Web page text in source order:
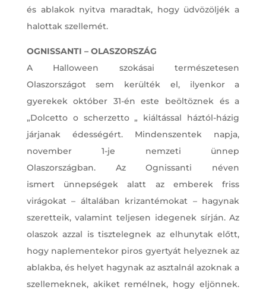
és ablakok nyitva maradtak, hogy üdvözöljék a
halottak szellemét.
OGNISSANTI – OLASZORSZÁG
A Halloween szokásai természetesen
Olaszországot sem kerülték el, ilyenkor a
gyerekek október 31-én este beöltöznek és a
„Dolcetto o scherzetto „ kiáltással háztól-házig
járjanak édességért. Mindenszentek napja,
november 1-je nemzeti ünnep
Olaszországban. Az Ognissanti néven
ismert ünnepségek alatt az emberek friss
virágokat – általában krizantémokat – hagynak
szeretteik, valamint teljesen idegenek sírján. Az
olaszok azzal is tisztelegnek az elhunytak előtt,
hogy naplementekor piros gyertyát helyeznek az
ablakba, és helyet hagynak az asztalnál azoknak a
szellemeknek, akiket remélnek, hogy eljönnek.